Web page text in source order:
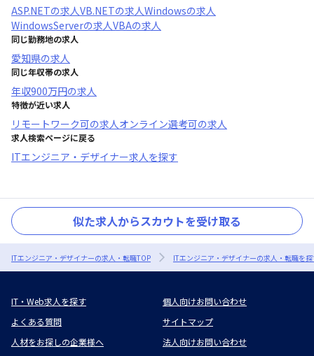
ASP.NETの求人VB.NETの求人Windowsの求人
WindowsServerの求人VBAの求人
同じ勤務地の求人
愛知県の求人
同じ年収帯の求人
年収900万円の求人
特徴が近い求人
リモートワーク可の求人オンライン選考可の求人
求人検索ページに戻る
ITエンジニア・デザイナー求人を探す
似た求人からスカウトを受け取る
ITエンジニア・デザイナーの求人・転職TOP ITエンジニア・デザイナーの求人・転職を
IT・Web求人を探す
個人向けお問い合わせ
よくある質問
サイトマップ
人材をお探しの企業様へ
法人向けお問い合わせ